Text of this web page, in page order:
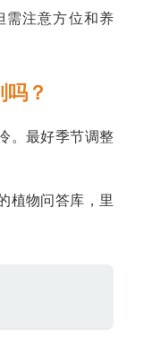
需注意方位和养
？
。最好季节调整
植物问答库，里